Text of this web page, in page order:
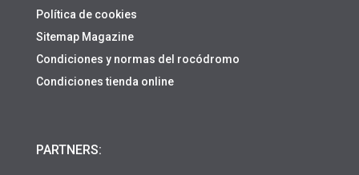
Política de cookies
Sitemap Magazine
Condiciones y normas del rocódromo
Condiciones tienda online
PARTNERS: